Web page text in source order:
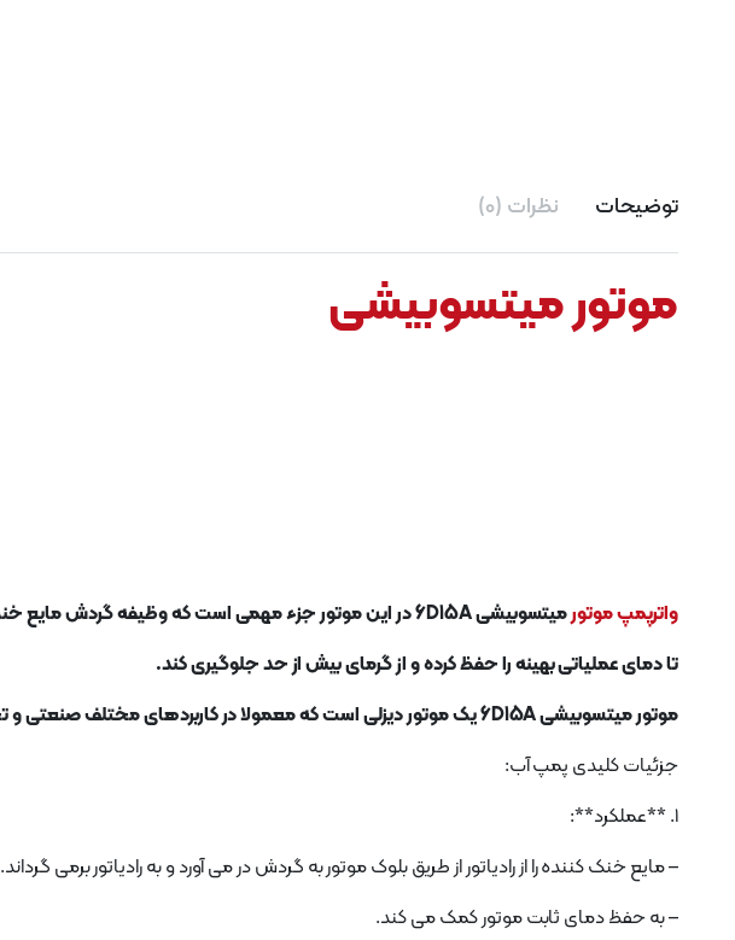
توضیحات نظرات (0)
موتور میتسوبیشی
واترپمپ موتورمیتسوبیشی 6D15A در این موتور جزء مهمی است که وظیفه گردش مایع خنک کننده در سراسر موتور را بر عهده دارد
تا دمای عملیاتی بهینه را حفظ کرده و از گرمای بیش از حد جلوگیری کند.
موتور میتسوبیشی 6D15A یک موتور دیزلی است که معمولا در کاربردهای مختلف صنعتی و تجاری استفاده می شود.
جزئیات کلیدی پمپ آب:
1. **عملکرد**:
– مایع خنک کننده را از رادیاتور از طریق بلوک موتور به گردش در می آورد و به رادیاتور برمی گرداند.
– به حفظ دمای ثابت موتور کمک می کند.